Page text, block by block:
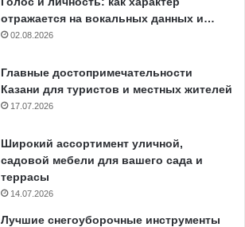
отражается на вокальных данных и…
02.08.2026
Главные достопримечательности
Казани для туристов и местных жителей
17.07.2026
Широкий ассортимент уличной,
садовой мебели для вашего сада и
террасы
14.07.2026
Лучшие снегоуборочные инструменты